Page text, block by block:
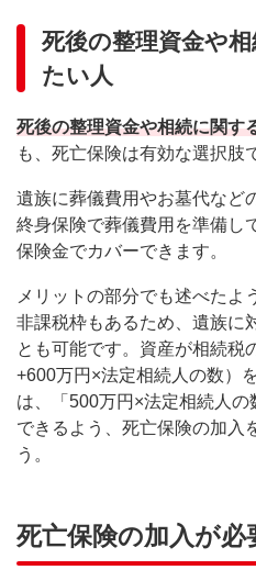
死後の整理資金や
たい人
死後の整理資金や相続に関す
も、死亡保険は有効な選択肢
遺族に葬儀費用やお墓代など
終身保険で葬儀費用を準備し
保険金でカバーできます。
メリットの部分でも述べたよ
非課税枠もあるため、遺族に
とも可能です。資産が相続税
+600万円×法定相続人の数）
は、「500万円×法定相続人の
できるよう、死亡保険の加入
う。
死亡保険の加入が必